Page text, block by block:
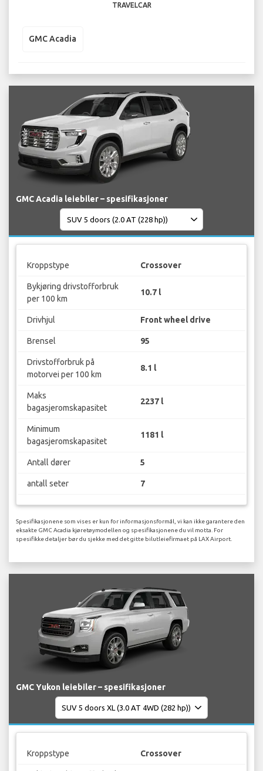
TRAVELCAR
GMC Acadia
GMC Acadia leiebiler – spesifikasjoner
Kroppstype Crossover
Bykjøring drivstofforbruk
per 100 km
10.7 l
Drivhjul Front wheel drive
Brensel 95
Drivstofforbruk på
motorvei per 100 km
8.1 l
Maks
bagasjeromskapasitet
2237 l
Minimum
bagasjeromskapasitet
1181 l
Antall dører 5
antall seter 7
Spesifikasjonene som vises er kun for informasjonsformål, vi kan ikke garantere den
eksakte GMC Acadia kjøretøymodellen og spesifikasjonene du vil motta. For
spesifikke detaljer bør du sjekke med det gitte bilutleiefirmaet på LAX Airport.
GMC Yukon leiebiler – spesifikasjoner
Kroppstype Crossover